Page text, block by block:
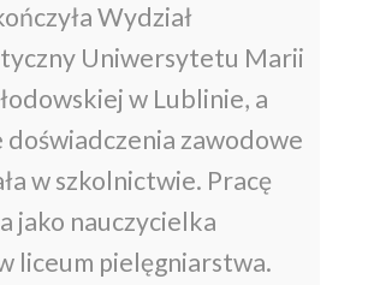
Wydział
Uniwersytetu Marii
w Lublinie, a
doświadczenia zawodowe
w szkolnictwie. Pracę
jako nauczycielka
liceum pielęgniarstwa.